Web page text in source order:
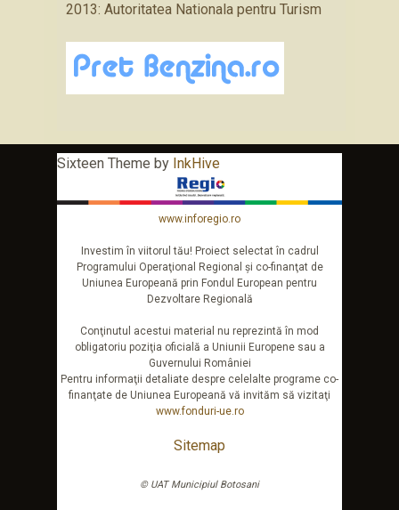
2013: Autoritatea Nationala pentru Turism
Sixteen Theme by InkHive
www.inforegio.ro
Investim în viitorul tău! Proiect selectat în cadrul
Programului Operaţional Regional şi co-finanţat de
Uniunea Europeană prin Fondul European pentru
Dezvoltare Regională
Conţinutul acestui material nu reprezintă în mod
obligatoriu poziţia oficială a Uniunii Europene sau a
Guvernului României
Pentru informaţii detaliate despre celelalte programe co-
finanţate de Uniunea Europeană vă invităm să vizitaţi
www.fonduri-ue.ro
Sitemap
© UAT Municipiul Botosani